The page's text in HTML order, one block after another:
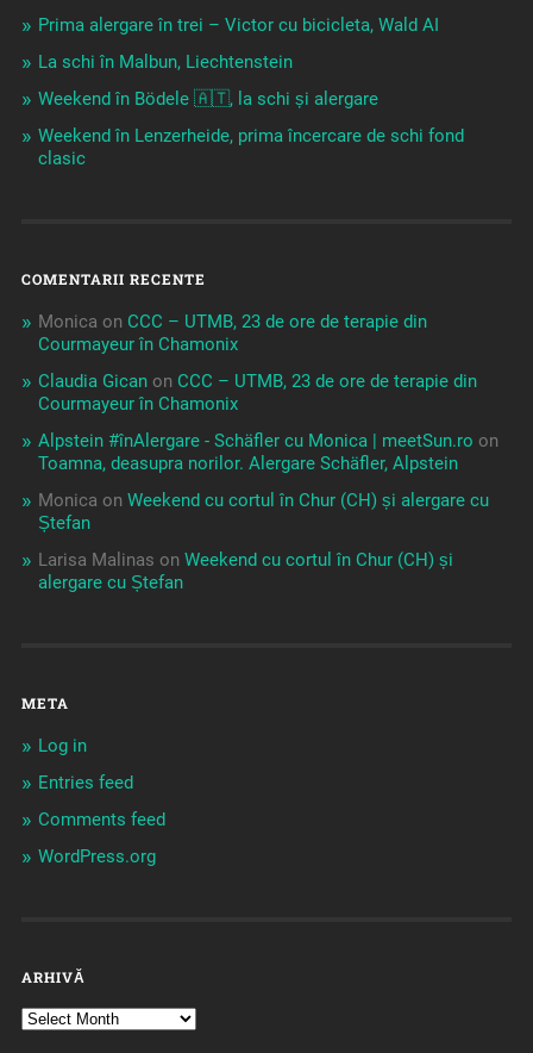
Prima alergare în trei – Victor cu bicicleta, Wald AI
La schi în Malbun, Liechtenstein
Weekend în Bödele 🇦🇹, la schi și alergare
Weekend în Lenzerheide, prima încercare de schi fond
clasic
COMENTARII RECENTE
Monica on CCC – UTMB, 23 de ore de terapie din
Courmayeur în Chamonix
Claudia Gicanon CCC – UTMB, 23 de ore de terapie din
Courmayeur în Chamonix
Alpstein #înAlergare - Schäfler cu Monica | meetSun.ro on
Toamna, deasupra norilor. Alergare Schäfler, Alpstein
Monica on Weekend cu cortul în Chur (CH) și alergare cu
Ștefan
Larisa Malinas on Weekend cu cortul în Chur (CH) și
alergare cu Ștefan
META
Log in
Entries feed
Comments feed
WordPress.org
ARHIVĂ